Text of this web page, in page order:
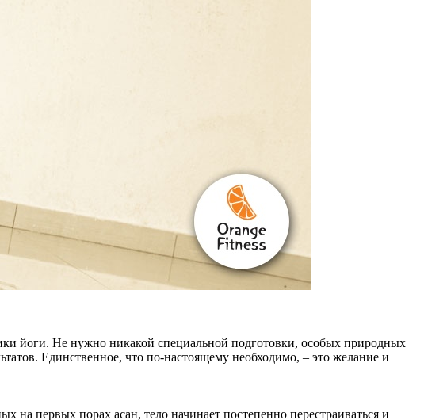
йоги. Не нужно никакой специальной подготовки, особых природных
Единственное, что по-настоящему необходимо, – это желание и
первых порах асан, тело начинает постепенно перестраиваться и